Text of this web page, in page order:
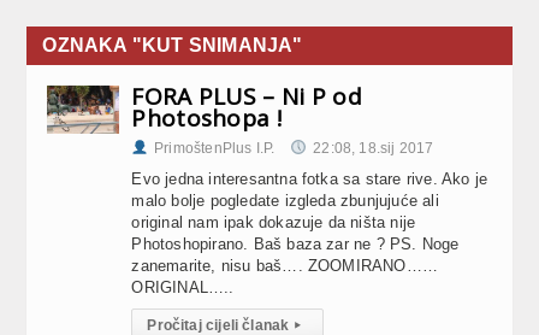
OZNAKA "KUT SNIMANJA"
FORA PLUS – Ni P od
Photoshopa !
PrimoštenPlus I.P. 22:08, 18.sij 2017
Evo jedna interesantna fotka sa stare rive. Ako je
malo bolje pogledate izgleda zbunjujuće ali
original nam ipak dokazuje da ništa nije
Photoshopirano. Baš baza zar ne ? PS. Noge
zanemarite, nisu baš…. ZOOMIRANO……
ORIGINAL…..
Pročitaj cijeli članak ▸